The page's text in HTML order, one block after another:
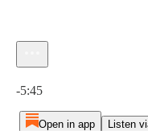
-5:45
Open in app Listen